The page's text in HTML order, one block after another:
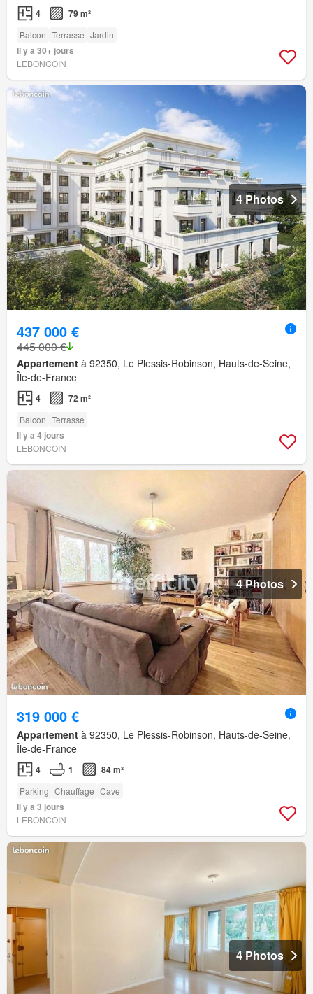
4 79 m²
Balcon Terrasse Jardin
Il y a 30+ jours
LEBONCOIN
4 Photos
437 000 €
445 000 €
Appartement à 92350, Le Plessis-Robinson, Hauts-de-Seine,
Île-de-France
4 72 m²
Balcon Terrasse
Il y a 4 jours
LEBONCOIN
4 Photos
319 000 €
Appartement à 92350, Le Plessis-Robinson, Hauts-de-Seine,
Île-de-France
4 1 84 m²
Parking Chauffage Cave
Il y a 3 jours
LEBONCOIN
4 Photos